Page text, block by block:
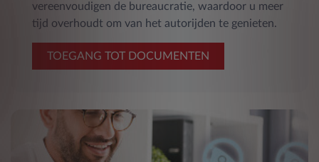
vereenvoudigen de bureaucratie, waardoor u meer
tijd overhoudt om van het autorijden te genieten.
TOEGANG TOT DOCUMENTEN